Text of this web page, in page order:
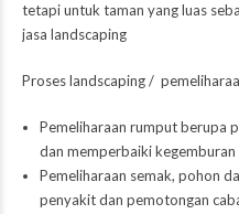
tetapi untuk taman yang luas
jasa landscaping
Proses landscaping /
Pemeliharaan rumput berupa
dan memperbaiki kegemburan
Pemeliharaan semak, pohon
penyakit dan pemotongan